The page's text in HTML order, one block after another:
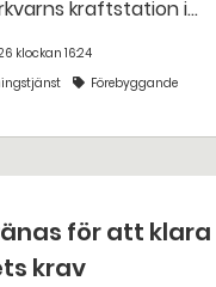
kraftstation i
klockan 16:24
Förebyggande
för att klara
krav